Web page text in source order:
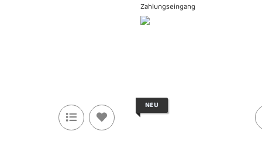
Zahlungseingang
NEU